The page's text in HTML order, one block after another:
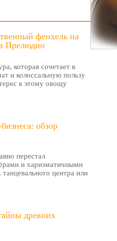
фенхель на
Прелюдио
которая сочетает в
и колоссальную пользу
к этому овощу
обзор
перестал
и харизматичными
центра или
древних